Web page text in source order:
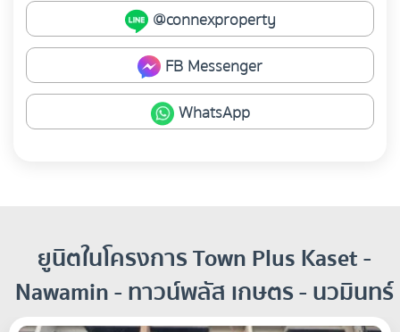
@connexproperty
FB Messenger
WhatsApp
ยูนิตในโครงการ Town Plus Kaset -
Nawamin - ทาวน์พลัส เกษตร - นวมินทร์